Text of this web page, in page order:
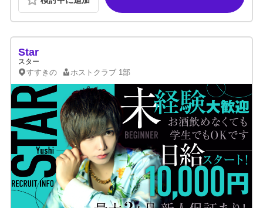
Star
スター
すすきの ホストクラブ 1部